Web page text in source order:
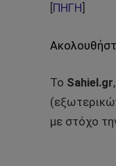
ΠΗΓΗ
Το Sahiel.gr
με στόχο